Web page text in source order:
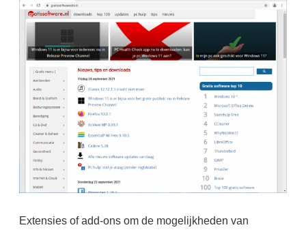
Extensies of add-ons om de mogelijkheden van